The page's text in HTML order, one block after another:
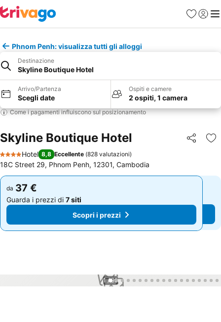
PreferitiAccedi
Phnom Penh: visualizza tutti gli alloggi
Destinazione
Skyline Boutique Hotel
Arrivo/Partenza
Scegli date
Ospiti e camere
2 ospiti, 1 camera
Come i pagamenti influiscono sul posizionamento
Skyline Boutique Hotel Condividi
4 Stelle
Hotel 8,8 Eccellente (828 valutazioni)
18C Street 29, Phnom Penh, 12301, Cambodia
da 37 €
Guarda i prezzi di 7 siti
Scopri i prezzi
da 37 €
Guarda i prezzi di 7 siti
Scopri i prezzi
1 / 99